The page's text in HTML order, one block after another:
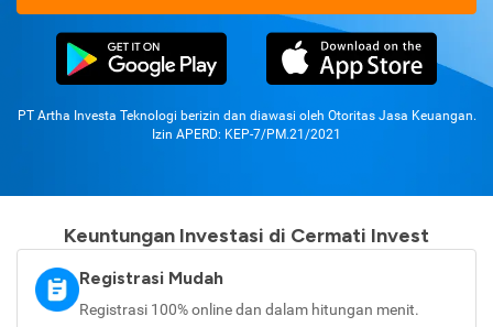
PT Artha Investa Teknologi berizin dan diawasi oleh Otoritas Jasa Keuangan.
Izin APERD: KEP-7/PM.21/2021
Keuntungan Investasi di Cermati Invest
Registrasi Mudah
Registrasi 100% online dan dalam hitungan menit.